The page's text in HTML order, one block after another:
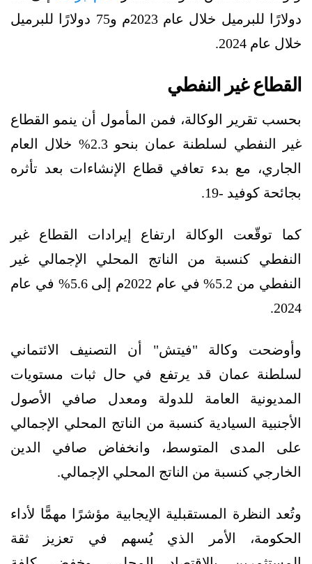
دولارًا للبرميل خلال عام 2023م و75 دولارًا للبرميل
خلال عام 2024.
القطاع غير النفطي
بحسب تقرير الوكالة، فمن المأمول أن ينمو القطاع
غير النفطي لسلطنة عمان بنحو 2.3% خلال العام
الجاري، مع بدء تعافي قطاع الإنشاءات بعد تأثره
بجائحة كوفيد -19.
كما توقّعت الوكالة ارتفاع إيرادات القطاع غير
النفطي كنسبة من الناتج المحلي الإجمالي غير
النفطي من 5.2% في عام 2022م إلى 5.6% في عام
2024.
وأوضحت وكالة "فيتش" أن التصنيف الائتماني
لسلطنة عمان قد يرتفع في حال ثبات مستويات
المديونية العامة للدولة ومعدل صافي الأصول
الأجنبية السيادية كنسبة من الناتج المحلي الإجمالي
على المدى المتوسط، وانخفاض صافي الدين
الخارجي كنسبة من الناتج المحلي الإجمالي.
وتُعد النظرة المستقبلية الإيجابية مؤشرًا مهمًّا لأداء
الحكومة، الأمر الذي يُسهم في تعزيز ثقة